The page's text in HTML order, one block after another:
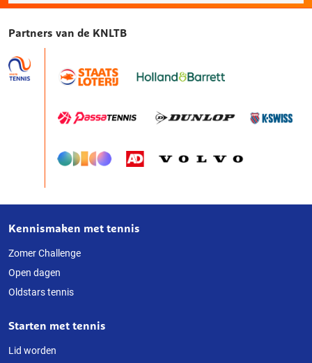
Partners van de KNLTB
Over
deze
website
Kennismaken met tennis
Zomer Challenge
Open dagen
Oldstars tennis
Starten met tennis
Lid worden